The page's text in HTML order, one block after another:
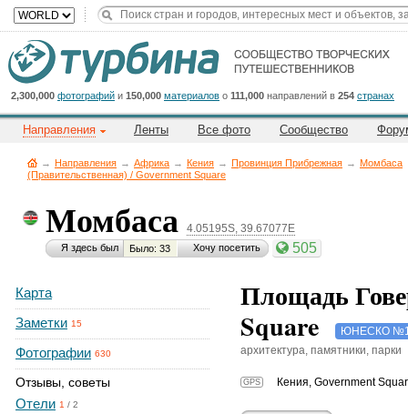
2,300,000 фотографий и 150,000 материалов о 111,000 направлений в 254 странах
Направления Ленты Все фото Сообщество
→ Направления → Африка → Кения → Провинция Прибрежная → Момбаса
(Правительственная) / Government Square
Момбаса 4.05195S, 39.67077E
Я здесь был Было: 33 Хочу посетить 505
Карта
Заметки 15
Фотографии 630
Отзывы, советы
Отели 1 / 2
Площадь
Square
ЮНЕСКО
архитектура, памятники, парки
GPS Кения, Government
Cейчас
на
сайте:
Title
Button